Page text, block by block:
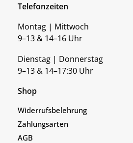
Telefonzeiten
Montag | Mittwoch
9–13 & 14–16 Uhr
Dienstag | Donnerstag
9–13 & 14–17:30 Uhr
Shop
Widerrufsbelehrung
Zahlungsarten
AGB